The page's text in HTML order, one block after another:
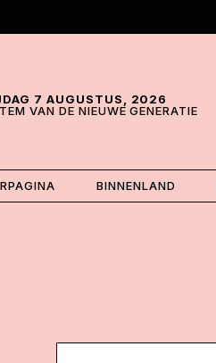
7 AUGUSTUS, 2026
VAN DE NIEUWE GENERATIE
BINNENLAND